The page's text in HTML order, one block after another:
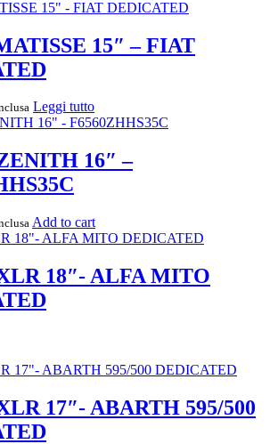
15″ – FIAT
Leggi tutto
16″ –
Add to cart
18″- ALFA MITO
17″- ABARTH 595/500